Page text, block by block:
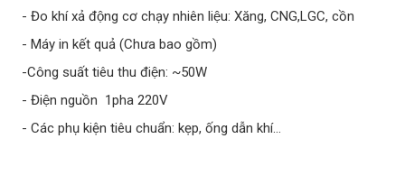
- Đo khí xả động cơ chạy nhiên liệu: Xăng, CNG,LGC, cồn
- Máy in kết quả (Chưa bao gồm)
-Công suất tiêu thu điện: ~50W
- Điện nguồn 1pha 220V
- Các phụ kiện tiêu chuẩn: kẹp, ống dẫn khí…